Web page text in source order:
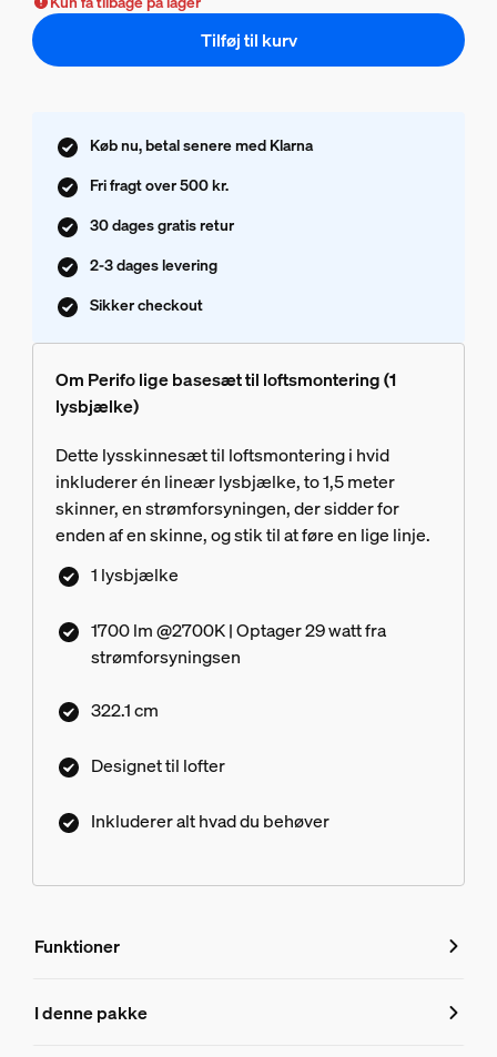
Tilføj til kurv
Køb nu, betal senere med Klarna
Fri fragt over 500 kr.
30 dages gratis retur
2-3 dages levering
Sikker checkout
Om Perifo lige basesæt til loftsmontering (1
lysbjælke)
Dette lysskinnesæt til loftsmontering i hvid
inkluderer én lineær lysbjælke, to 1,5 meter
skinner, en strømforsyningen, der sidder for
enden af en skinne, og stik til at føre en lige linje.
1 lysbjælke
1700 lm @2700K | Optager 29 watt fra
strømforsyningsen
322.1 cm
Designet til lofter
Inkluderer alt hvad du behøver
Funktioner
Funktioner
I denne pakke